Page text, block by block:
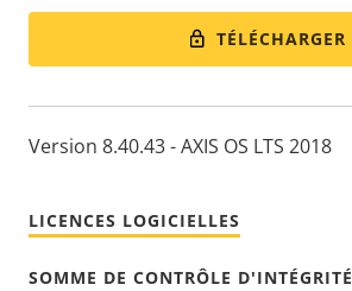
TÉLÉCHARGER
Version 8.40.43 - AXIS OS LTS 2018
LICENCES LOGICIELLES
SOMME DE CONTRÔLE D'INTÉGRITÉ